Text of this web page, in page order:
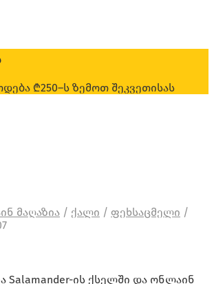
₾250–ს ზემოთ შეკვეთისას
მაღაზია / ქალი / ფეხსაცმელი /
Salamander-ის ქსელში და ონლაინ